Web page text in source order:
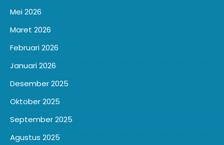
Mei 2026
Maret 2026
Februari 2026
Januari 2026
Desember 2025
Oktober 2025
September 2025
Agustus 2025